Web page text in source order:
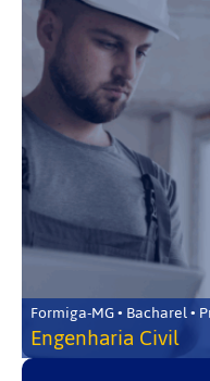
Formiga-MG • Bacharel •
Engenharia Civil